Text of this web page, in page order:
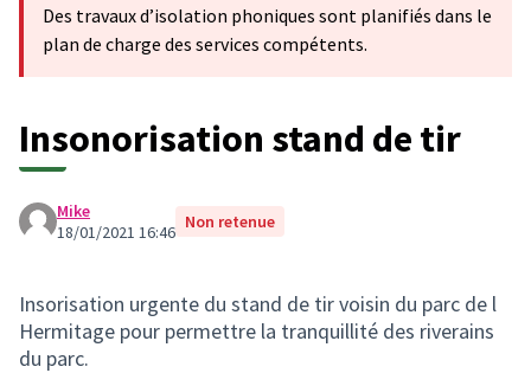
Des travaux d’isolation phoniques sont planifiés dans le
plan de charge des services compétents.
Insonorisation stand de tir
Mike
18/01/2021 16:46 Non retenue
Insorisation urgente du stand de tir voisin du parc de l
Hermitage pour permettre la tranquillité des riverains
du parc.